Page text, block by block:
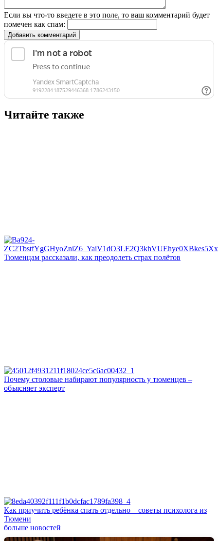
Если вы что-то введете в это поле, то ваш комментарий будет
помечен как спам:
Добавить комментарий
Читайте также
Тюменцам рассказали, как преодолеть страх полётов
Почему столовые набирают популярность у тюменцев –
объясняет эксперт
Как приучить ребёнка спать отдельно – советы психолога из
Тюмени
больше новостей